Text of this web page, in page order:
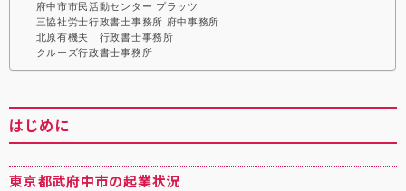
府中市市民活動センター プラッツ
三協社労士行政書士事務所 府中事務所
北原有機夫 行政書士事務所
クルーズ行政書士事務所
はじめに
東京都武府中市の起業状況